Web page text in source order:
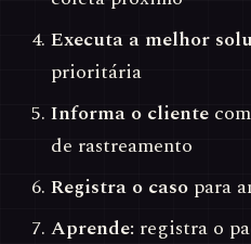
Executa a melhor
prioritária
Informa o cliente
de rastreamento
Registra o caso para
Aprende: registra o